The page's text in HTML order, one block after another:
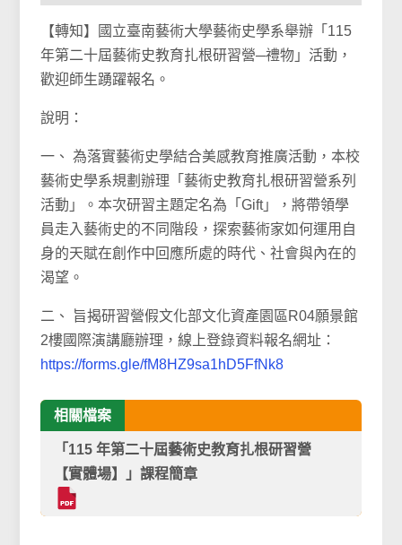
【轉知】國立臺南藝術大學藝術史學系舉辦「115
年第二十屆藝術史教育扎根研習營─禮物」活動，
歡迎師生踴躍報名。
說明：
一、 為落實藝術史學結合美感教育推廣活動，本校
藝術史學系規劃辦理「藝術史教育扎根研習營系列
活動」。本次研習主題定名為「Gift」，將帶領學
員走入藝術史的不同階段，探索藝術家如何運用自
身的天賦在創作中回應所處的時代、社會與內在的
渴望。
二、 旨揭研習營假文化部文化資產園區R04願景館
2樓國際演講廳辦理，線上登錄資料報名網址：
https://forms.gle/fM8HZ9sa1hD5FfNk8
相關檔案
「115 年第二十屆藝術史教育扎根研習營
【實體場】」課程簡章